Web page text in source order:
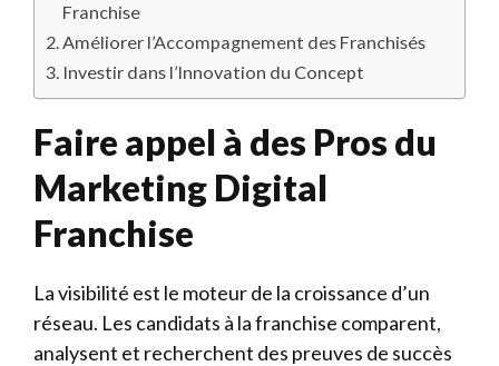
Franchise
Améliorer l’Accompagnement des Franchisés
Investir dans l’Innovation du Concept
Faire appel à des Pros du
Marketing Digital
Franchise
La visibilité est le moteur de la croissance d’un
réseau. Les candidats à la franchise comparent,
analysent et recherchent des preuves de succès